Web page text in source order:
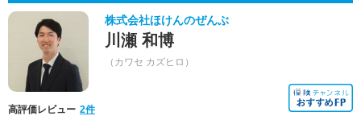
株式会社ほけんのぜんぶ
川瀬 和博
（カワセ カズヒロ）
高評価レビュー 2件